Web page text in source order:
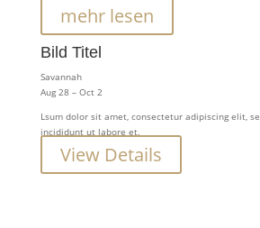
mehr lesen
Bild Titel
Savannah
Aug 28 – Oct 2
Lsum dolor sit amet, consectetur adipiscing elit,
incididunt ut labore et.
View Details